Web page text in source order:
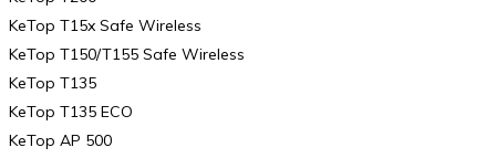
KeTop T15x Safe Wireless
KeTop T150/T155 Safe Wireless
KeTop T135
KeTop T135 ECO
KeTop AP 500